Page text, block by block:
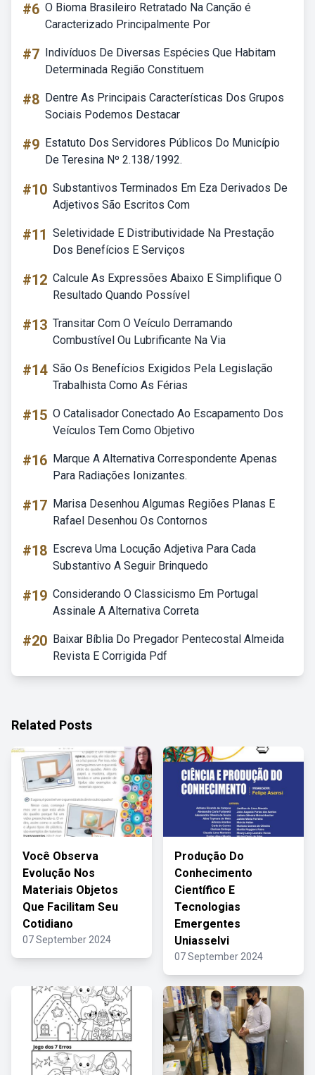
#6 O Bioma Brasileiro Retratado Na Canção é
Caracterizado Principalmente Por
#7 Indivíduos De Diversas Espécies Que Habitam
Determinada Região Constituem
#8 Dentre As Principais Características Dos Grupos
Sociais Podemos Destacar
#9 Estatuto Dos Servidores Públicos Do Município
De Teresina Nº 2.138/1992.
#10 Substantivos Terminados Em Eza Derivados De
Adjetivos São Escritos Com
#11 Seletividade E Distributividade Na Prestação
Dos Benefícios E Serviços
#12 Calcule As Expressões Abaixo E Simplifique O
Resultado Quando Possível
#13 Transitar Com O Veículo Derramando
Combustível Ou Lubrificante Na Via
#14 São Os Benefícios Exigidos Pela Legislação
Trabalhista Como As Férias
#15 O Catalisador Conectado Ao Escapamento Dos
Veículos Tem Como Objetivo
#16 Marque A Alternativa Correspondente Apenas
Para Radiações Ionizantes.
#17 Marisa Desenhou Algumas Regiões Planas E
Rafael Desenhou Os Contornos
#18 Escreva Uma Locução Adjetiva Para Cada
Substantivo A Seguir Brinquedo
#19 Considerando O Classicismo Em Portugal
Assinale A Alternativa Correta
#20 Baixar Bíblia Do Pregador Pentecostal Almeida
Revista E Corrigida Pdf
Related Posts
Você Observa
Evolução Nos
Materiais Objetos
Que Facilitam Seu
Cotidiano
07 September 2024
Produção Do
Conhecimento
Científico E
Tecnologias
Emergentes
Uniasselvi
07 September 2024